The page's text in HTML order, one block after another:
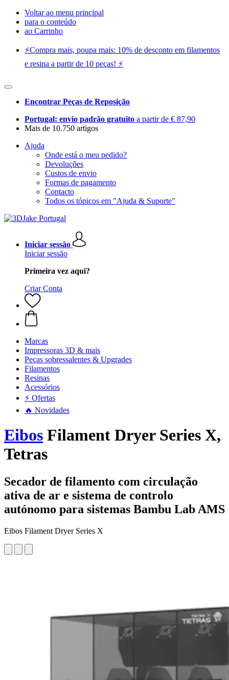
Voltar ao menu principal
para o conteúdo
ao Carrinho
⚡️Compra mais, poupa mais: 10% de desconto em filamentos
e resina a partir de 10 peças! ⚡️
Encontrar Peças de Reposição
Portugal: envio padrão gratuito a partir de € 87,90
Mais de 10.750 artigos
Ajuda
Onde está o meu pedido?
Devoluções
Custos de envio
Formas de pagamento
Contacto
Todos os tópicos em "Ajuda & Suporte"
Iniciar sessão
Iniciar sessão
Primeira vez aqui?
Criar Conta
Marcas
Impressoras 3D & mais
Peças sobressalentes & Upgrades
Filamentos
Resinas
Acessórios
⚡ Ofertas
🔥 Novidades
Eibos Filament Dryer Series X,
Tetras
Secador de filamento com circulação
ativa de ar e sistema de controlo
autónomo para sistemas Bambu Lab AMS
Eibos Filament Dryer Series X